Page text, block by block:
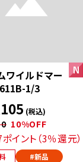
ワイルドマー
1/3
(税込)
10%OFF
イント（3％還元）
#新品